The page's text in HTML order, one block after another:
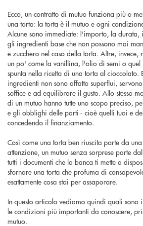
Ecco, un contratto di mutuo funziona più o
una torta: la torta è il mutuo e ogni
Alcune sono immediate: l'importo, la durata,
gli ingredienti base che non possono mai
e zucchero nel caso della torta. Altre, invece,
un po' come la vanillina, l'olio di semi o
spunta nella ricetta di una torta al cioccolato.
ingredienti non sono affatto superflui,
soffice e ad equilibrare il gusto. Allo stesso
di un mutuo hanno tutte uno scopo preciso,
e gli obblighi delle parti - cioè quelli tuoi e
concedendo il finanziamento.
Così come una torta ben riuscita parte da
attenzione, un mutuo senza sorprese parte
tutti i documenti che la banca ti mette a
sfornare una torta che profuma di
esattamente cosa stai per assaporare.
In questo articolo vediamo quindi quali sono
le condizioni più importanti da conoscere,
mutuo.